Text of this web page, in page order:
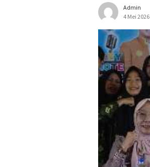
Admin
4 Mei 2026